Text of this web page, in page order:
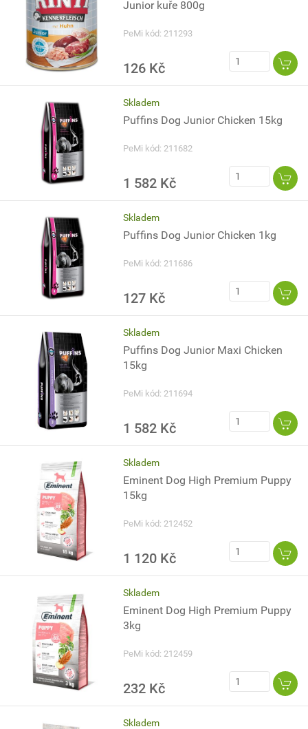
Junior kuře 800g
PeMi kód: 211293
126 Kč
Skladem
Puffins Dog Junior Chicken 15kg
PeMi kód: 211682
1 582 Kč
Skladem
Puffins Dog Junior Chicken 1kg
PeMi kód: 211686
127 Kč
Skladem
Puffins Dog Junior Maxi Chicken
15kg
PeMi kód: 211694
1 582 Kč
Skladem
Eminent Dog High Premium Puppy
15kg
PeMi kód: 212452
1 120 Kč
Skladem
Eminent Dog High Premium Puppy
3kg
PeMi kód: 212459
232 Kč
Skladem